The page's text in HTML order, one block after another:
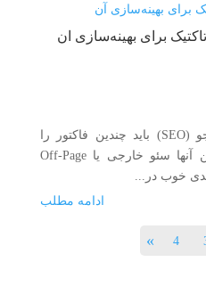
برای بهینه‌سازی موتور جستجو (SEO) باید چندین فاکتور را
رعایت کنیم. یکی از مهم‌ترین آنها سئو خارجی یا Off-Page
خوب در...
ادامه مطلب
4
»